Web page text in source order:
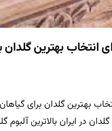
انتخاب بهترین گلدان
بهترین گلدان برای گیاهان
در ایران بالاترین آلبوم